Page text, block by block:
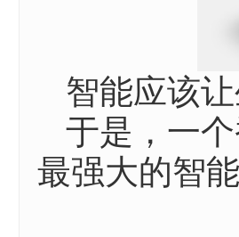
智能应该
于是，一
最强大的智